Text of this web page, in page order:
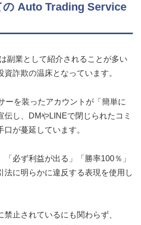
の Auto Trading Service
副業として紹介されることが多い
詐欺の温床となっています。
ーを装ったアカウントが「簡単に
伝し、DMやLINEで閉じられたコミ
口が蔓延しています。
必ず利益が出る」「勝率100％」
法に明らかに違反する表現を使用し
禁止されているにも関わらず、